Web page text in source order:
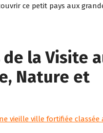
ce petit pays aux
la Visite
Nature et
vieille ville fortifiée